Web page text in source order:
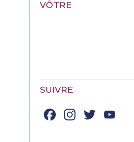
VÔTRE
SUIVRE
Facebook